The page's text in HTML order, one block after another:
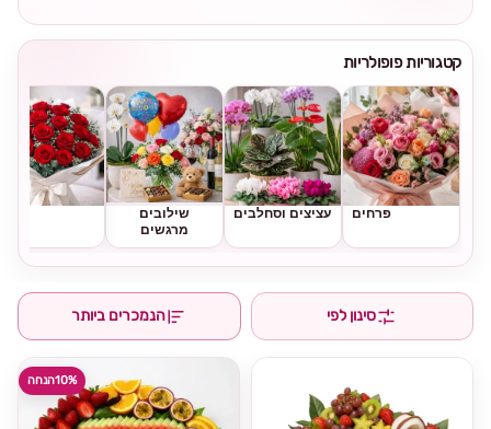
קטגוריות פופולריות
פרחים עציצים וסחלבים
שילובים
מרגשים
סינון לפי הנמכרים ביותר
10%הנחה